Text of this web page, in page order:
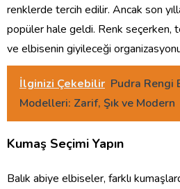
renklerde tercih edilir. Ancak son
popüler hale geldi. Renk seçerken,
ve elbisenin giyileceği
İlginizi Çekebilir Pudra Rengi
Modelleri: Zarif, Şık ve Modern
Kumaş Seçimi Yapın
Balık abiye elbiseler, farklı